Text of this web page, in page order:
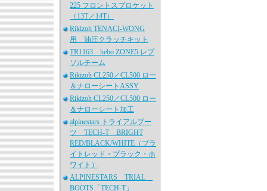
225 フロントスプロケット
（13T／14T）
Rikizoh TENACI-WONG
用 油圧クラッチキット
TR1163 hebo ZONE5 レプ
ソルチーム
Rikizoh CL250／CL500 ロー
＆ナローシートASSY
Rikizoh CL250／CL500 ロー
＆ナローシート加工
alpinestars トライアルブー
ツ TECH-T BRIGHT
RED/BLACK/WHITE（ブラ
イトレッド・ブラック・ホ
ワイト）
ALPINESTARS TRIAL
BOOTS「TECH-T」